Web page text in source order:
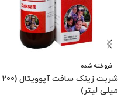
فروخته شده
شربت زینک سافت آپوویتال (200
میلی لیتر)